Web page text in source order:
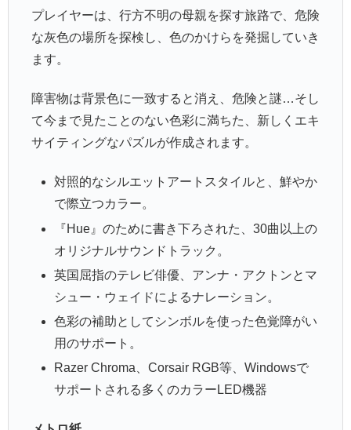
プレイヤーは、行方不明の母親を探す旅路で、危険
な灰色の場所を探検し、色のかけらを発掘していき
ます。
障害物は背景色に一致すると消え、危険と謎…そし
て今まで見たことのない色彩に満ちた、新しくエキ
サイティングなパズルが作成されます。
対照的なシルエットアートスタイルと、鮮やか
で際立つカラー。
『Hue』のために書き下ろされた、30曲以上の
オリジナルサウンドトラック。
英国屈指のテレビ俳優、アンナ・アクトンとマ
シュー・ウェイドによるナレーション。
色彩の補助としてシンボルを使った色覚障がい
用のサポート。
Razer Chroma、Corsair RGB等、Windowsで
サポートされる多くのカラーLED機器